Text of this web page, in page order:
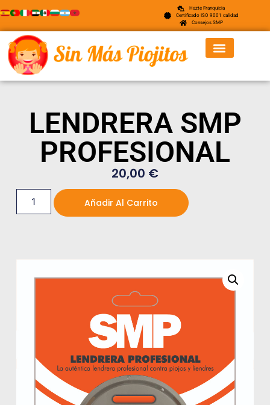
Hazte Franquicia
Certificado ISO 9001 calidad
Consejos SMP
LENDRERA SMP
PROFESIONAL
20,00 €
Añadir Al Carrito